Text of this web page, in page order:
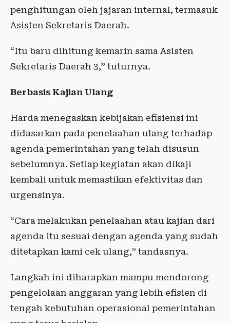
penghitungan oleh jajaran internal, termasuk
Asisten Sekretaris Daerah.
“Itu baru dihitung kemarin sama Asisten
Sekretaris Daerah 3,” tuturnya.
Berbasis Kajian Ulang
Harda menegaskan kebijakan efisiensi ini
didasarkan pada penelaahan ulang terhadap
agenda pemerintahan yang telah disusun
sebelumnya. Setiap kegiatan akan dikaji
kembali untuk memastikan efektivitas dan
urgensinya.
“Cara melakukan penelaahan atau kajian dari
agenda itu sesuai dengan agenda yang sudah
ditetapkan kami cek ulang,” tandasnya.
Langkah ini diharapkan mampu mendorong
pengelolaan anggaran yang lebih efisien di
tengah kebutuhan operasional pemerintahan